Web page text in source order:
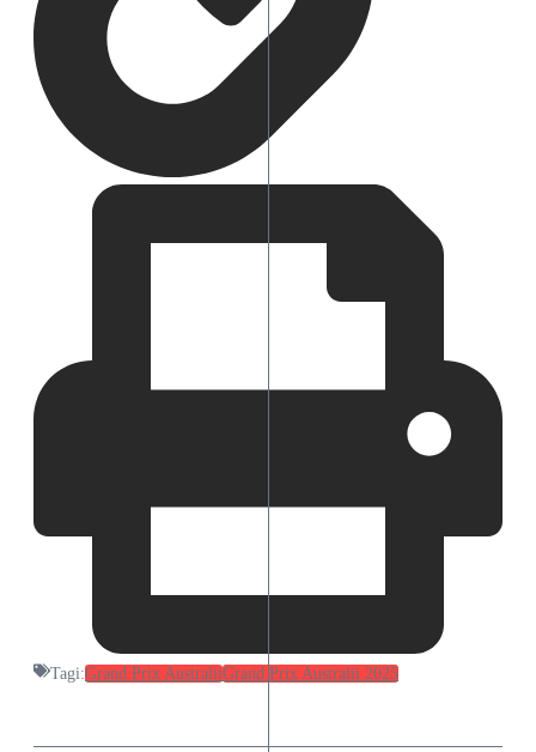
Tagi:Grand Prix AustraliiGrand Prix Australii 2025